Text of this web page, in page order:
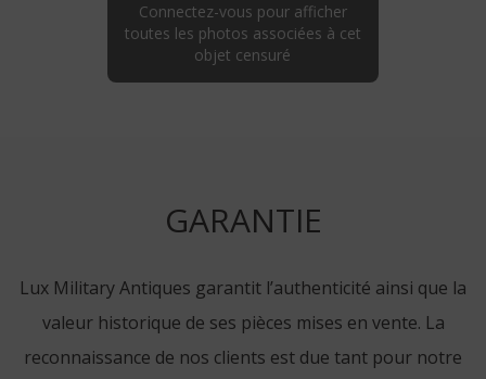
Connectez-vous pour afficher
toutes les photos associées à cet
objet censuré
GARANTIE
Lux Military Antiques garantit l’authenticité ainsi que la
valeur historique de ses pièces mises en vente. La
reconnaissance de nos clients est due tant pour notre